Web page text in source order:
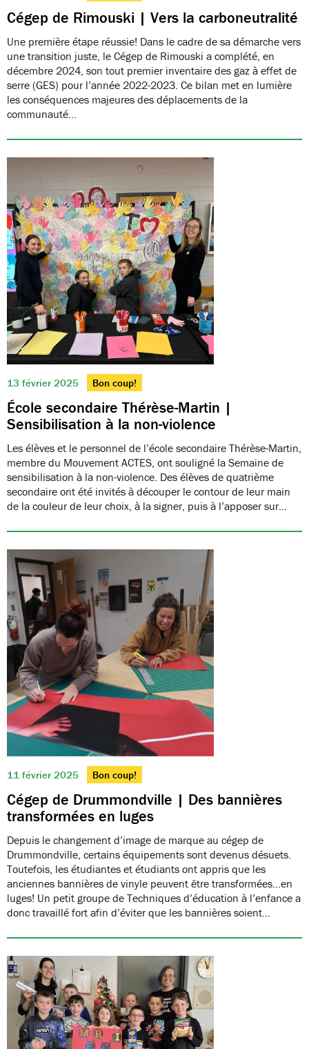
Cégep de Rimouski | Vers la carboneutralité
Une première étape réussie! Dans le cadre de sa démarche vers
une transition juste, le Cégep de Rimouski a complété, en
décembre 2024, son tout premier inventaire des gaz à effet de
serre (GES) pour l’année 2022-2023. Ce bilan met en lumière
les conséquences majeures des déplacements de la
communauté…
13 février 2025 Bon coup!
École secondaire Thérèse-Martin |
Sensibilisation à la non-violence
Les élèves et le personnel de l’école secondaire Thérèse-Martin,
membre du Mouvement ACTES, ont souligné la Semaine de
sensibilisation à la non-violence. Des élèves de quatrième
secondaire ont été invités à découper le contour de leur main
de la couleur de leur choix, à la signer, puis à l’apposer sur…
11 février 2025 Bon coup!
Cégep de Drummondville | Des bannières
transformées en luges
Depuis le changement d’image de marque au cégep de
Drummondville, certains équipements sont devenus désuets.
Toutefois, les étudiantes et étudiants ont appris que les
anciennes bannières de vinyle peuvent être transformées…en
luges! Un petit groupe de Techniques d’éducation à l’enfance a
donc travaillé fort afin d’éviter que les bannières soient…